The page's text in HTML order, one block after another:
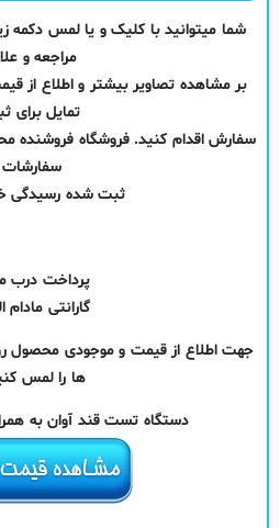
شما میتوانید با کلیک و یا لمس
مراجعه و
بر مشاهده تصاویر بیشتر و اطلاع از
تمایل برای
سفارش اقدام کنید. فروشگاه فروشنده
سفارشات
ثبت شده رسیدگی
پرداخت درب
گارانتی مادام
جهت اطلاع از قیمت و موجودی محصول
ها را لمس
دستگاه تست قند آوان به همراه 25 عدد نوار